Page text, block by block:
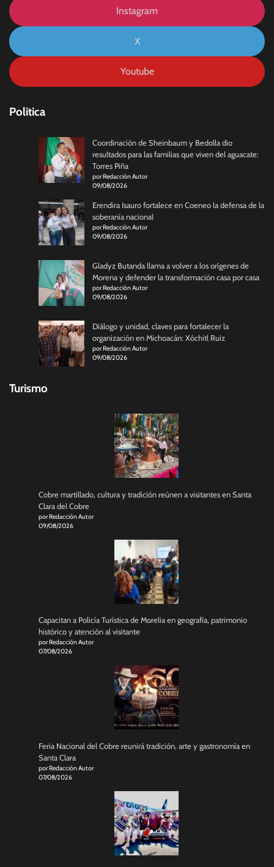
Instagram
X
Youtube
Politica
Coordinación de Sheinbaum y Bedolla dio
resultados para las familias que viven del aguacate:
Torres Piña
por Redacción Autor
09/08/2026
Erendira Isauro fortalece en Coeneo la defensa de la
soberanía nacional
por Redacción Autor
09/08/2026
Gladyz Butanda llama a volver a los orígenes de
Morena y defender la transformación casa por casa
por Redacción Autor
09/08/2026
Diálogo y unidad, claves para fortalecer la
organización en Michoacán: Xóchitl Ruiz
por Redacción Autor
09/08/2026
Turismo
Cobre martillado, cultura y tradición reúnen a visitantes en Santa
Clara del Cobre
por Redacción Autor
09/08/2026
Capacitan a Policía Turística de Morelia en geografía, patrimonio
histórico y atención al visitante
por Redacción Autor
07/08/2026
Feria Nacional del Cobre reunirá tradición, arte y gastronomía en
Santa Clara
por Redacción Autor
07/08/2026